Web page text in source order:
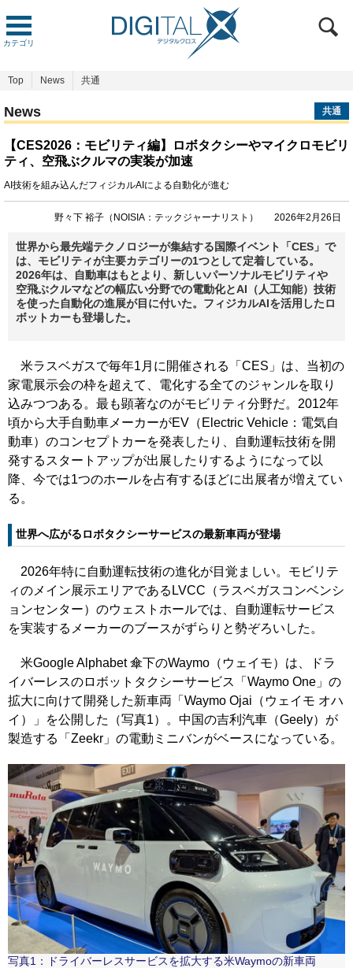
カテゴリ
Top News 共通
News 共通
【CES2026：モビリティ編】ロボタクシーやマイクロモビリ
ティ、空飛ぶクルマの実装が加速
AI技術を組み込んだフィジカルAIによる自動化が進む
野々下 裕子（NOISIA：テックジャーナリスト） 2026年2月26日
世界から最先端テクノロジーが集結する国際イベント「CES」で
は、モビリティが主要カテゴリーの1つとして定着している。
2026年は、自動車はもとより、新しいパーソナルモビリティや
空飛ぶクルマなどの幅広い分野での電動化とAI（人工知能）技術
を使った自動化の進展が目に付いた。フィジカルAIを活用したロ
ボットカーも登場した。
米ラスベガスで毎年1月に開催される「CES」は、当初の
家電展示会の枠を超えて、電化する全てのジャンルを取り
込みつつある。最も顕著なのがモビリティ分野だ。2012年
頃から大手自動車メーカーがEV（Electric Vehicle：電気自
動車）のコンセプトカーを発表したり、自動運転技術を開
発するスタートアップが出展したりするようになって以
降、今では1つのホールを占有するほどに出展者が増えてい
る。
世界へ広がるロボタクシーサービスの最新車両が登場
2026年特に自動運転技術の進化が目覚ましい。モビリテ
ィのメイン展示エリアであるLVCC（ラスベガスコンベンシ
ョンセンター）のウェストホールでは、自動運転サービス
を実装するメーカーのブースがずらりと勢ぞろいした。
米Google Alphabet 傘下のWaymo（ウェイモ）は、ドラ
イバーレスのロボットタクシーサービス「Waymo One」の
拡大に向けて開発した新車両「Waymo Ojai（ウェイモ オハ
イ）」を公開した（写真1）。中国の吉利汽車（Geely）が
製造する「Zeekr」の電動ミニバンがベースになっている。
写真1：ドライバーレスサービスを拡大する米Waymoの新車両